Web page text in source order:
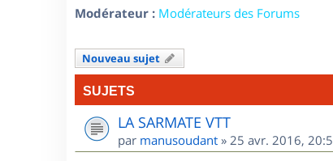
Modérateur : Modérateurs des Forums
Nouveau sujet
SUJETS
LA SARMATE VTT
par manusoudant » 25 avr. 2016,